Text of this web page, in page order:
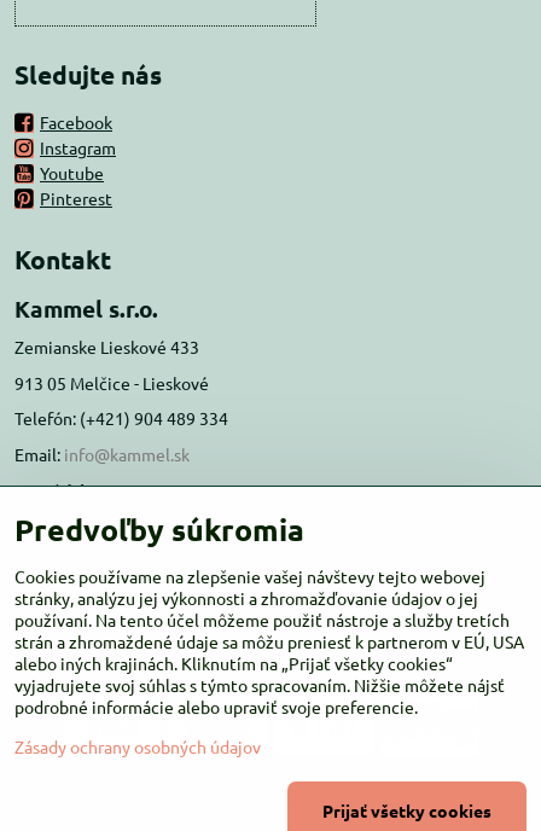
Sledujte nás
Facebook
Instagram
Youtube
Pinterest
Kontakt
Kammel s.r.o.
Zemianske Lieskové 433
913 05 Melčice - Lieskové
Telefón: (+421) 904 489 334
Email: info@kammel.sk
Prevádzka:
Administratívna budova PD Melčice
Otváracie hodiny:PO-ŠT 8:00 - 16:00
PIA-NE Zatvorené
Copyright
Predvoľby súkromia
Cookies používame na zlepšenie vašej návštevy tejto webovej
stránky, analýzu jej výkonnosti a zhromažďovanie údajov o jej
používaní. Na tento účel môžeme použiť nástroje a služby tretích
strán a zhromaždené údaje sa môžu preniesť k partnerom v EÚ, USA
alebo iných krajinách. Kliknutím na „Prijať všetky cookies“
vyjadrujete svoj súhlas s týmto spracovaním. Nižšie môžete nájsť
podrobné informácie alebo upraviť svoje preferencie.
Zásady ochrany osobných údajov
Prijať všetky cookies